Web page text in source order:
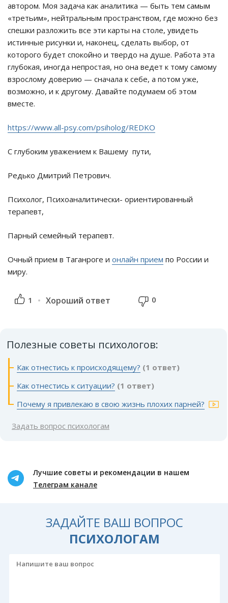
автором. Моя задача как аналитика — быть тем самым
«третьим», нейтральным пространством, где можно без
спешки разложить все эти карты на столе, увидеть
истинные рисунки и, наконец, сделать выбор, от
которого будет спокойно и твердо на душе. Работа эта
глубокая, иногда непростая, но она ведет к тому самому
взрослому доверию — сначала к себе, а потом уже,
возможно, и к другому. Давайте подумаем об этом
вместе.
https://www.all-psy.com/psiholog/REDKO
С глубоким уважением к Вашему пути,
Редько Дмитрий Петрович.
Психолог, Психоаналитически- ориентированный
терапевт,
Парный семейный терапевт.
Очный прием в Таганроге и онлайн прием по России и
миру.
1 Хороший ответ 0
Полезные советы психологов:
Как отнестись к происходящему? (1 ответ)
Как отнестись к ситуации? (1 ответ)
Почему я привлекаю в свою жизнь плохих парней?
Задать вопрос психологам
Лучшие советы и рекомендации в нашем
Телеграм канале
ЗАДАЙТЕ ВАШ ВОПРОС
ПСИХОЛОГАМ